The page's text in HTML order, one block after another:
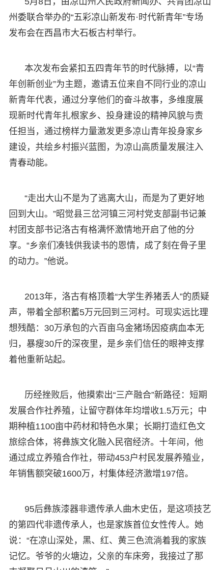
州委联合举办的“五彩凉山新发布·时代新青年”专场
发布会在西昌市大石板古村举行。
本次发布会紧扣五四青年节的时代脉搏，以“青
年创新创业”为主题，邀请五位来自不同行业的凉山
新青年代表，通过分享他们的奋斗故事，多维度展
现新时代青年扎根家乡、投身建设的精神风貌与责
任担当，通过榜样力量激发更多凉山青年投身家乡
建设，共绘乡村振兴蓝图，为凉山高质量发展注入
青春动能。
“走出大山不是为了逃离大山，而是为了更好地
回到大山。”昭觉县三岔河镇三河村党支部副书记兼
村团支部书记洛古有格满怀激情地开启了他的分
享。“乡亲们凑钱供我读书的恩情，成了刻在骨子里
的动力。”他说。
2013年，洛古有格顶着“大学生养猪丢人”的质疑
声，带着全部积蓄5万元回到三河村。可现实远比理
想残酷：30万承包的六百亩乌金猪场因疫病血本无
归，暴瘦30斤的深夜里，是乡亲们信任的眼神支撑
着他重新站起。
历经挫败后，他摸索出“三产融合”新路径：短期
发展合作社养殖，让留守群体年均增收1.5万元；中
期种植1100亩中药材和特色水果；长期打造红色文
旅综合体，将彝族文化融入民宿经济。十年间，他
通过成立养殖合作社，带动453户村民发展养殖业，
年销售额突破1600万，村集体经济激增197倍。
95后彝族漆器非遗传承人曲木史伍，是这项技艺
的第四代非遗传承人，也是家族首位女性传人。她
说：“在凉山深处，黑、红、黄三色流淌着我的家族
记忆。爷爷的火塘边，父亲的车床旁，我接过了那